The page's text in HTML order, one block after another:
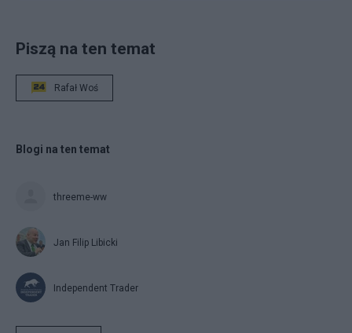
Piszą na ten temat
Rafał Woś
Blogi na ten temat
threeme-ww
Jan Filip Libicki
Independent Trader